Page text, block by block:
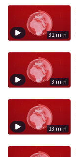
31 min
3 min
13 min